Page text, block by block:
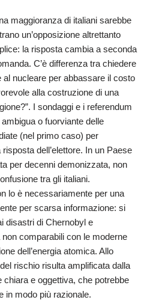
maggioranza di italiani sarebbe
un’opposizione altrettanto
la risposta cambia a seconda
C’è differenza tra chiedere
al nucleare per abbassare il costo
alla costruzione di una
I sondaggi e i referendum
o fuorviante delle
(nel primo caso) per
dell’elettore. In un Paese
per decenni demonizzata, non
tra gli italiani.
lo è necessariamente per una
per scarsa informazione: si
disastri di Chernobyl e
comparabili con le moderne
dell’energia atomica. Allo
rischio risulta amplificata dalla
chiara e oggettiva, che potrebbe
in modo più razionale.